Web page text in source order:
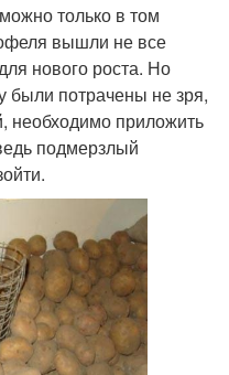
только в том
вышли не все
нового роста. Но
были потрачены не зря,
необходимо приложить
подмерзлый